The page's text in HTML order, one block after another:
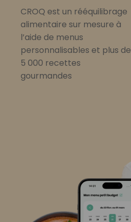
CROQ est un rééquilibrage
alimentaire sur mesure à
l’aide de menus
personnalisables et plus de
5 000 recettes
gourmandes